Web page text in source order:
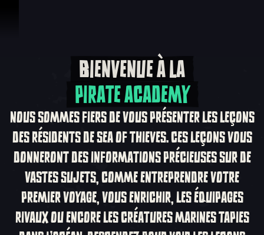
Bienvenue à la
BIENVENUE À LA
PIRATE ACADEMY
NOUS SOMMES FIERS DE VOUS PRÉSENTER LES LEÇONS
DES RÉSIDENTS DE SEA OF THIEVES. CES LEÇONS VOUS
DONNERONT DES INFORMATIONS PRÉCIEUSES SUR DE
VASTES SUJETS, COMME ENTREPRENDRE VOTRE
PREMIER VOYAGE, VOUS ENRICHIR, LES ÉQUIPAGES
RIVAUX OU ENCORE LES CRÉATURES MARINES TAPIES